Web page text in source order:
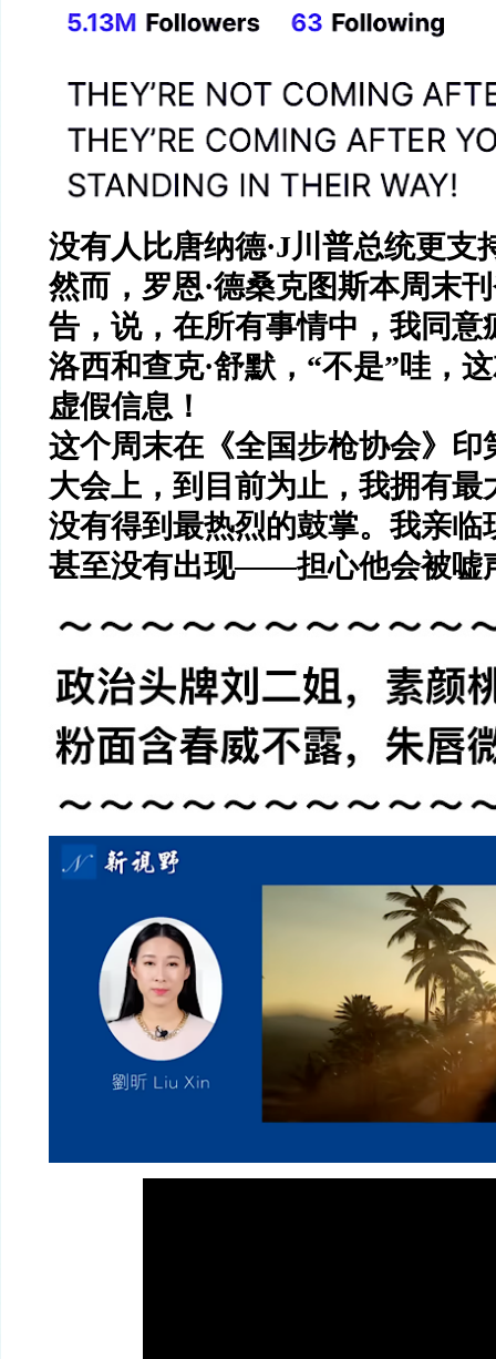
没有人比唐纳德·J川普总统更支
然而，罗恩·德桑克图斯本周末
告，说，在所有事情中，我同意
洛西和查克·舒默， “不是”哇，
虚假信息！
这个周末在《全国步枪协会》印
大会上，到目前为止，我拥有最
没有得到最热烈的鼓掌。我亲临
甚至没有出现——担心他会被嘘